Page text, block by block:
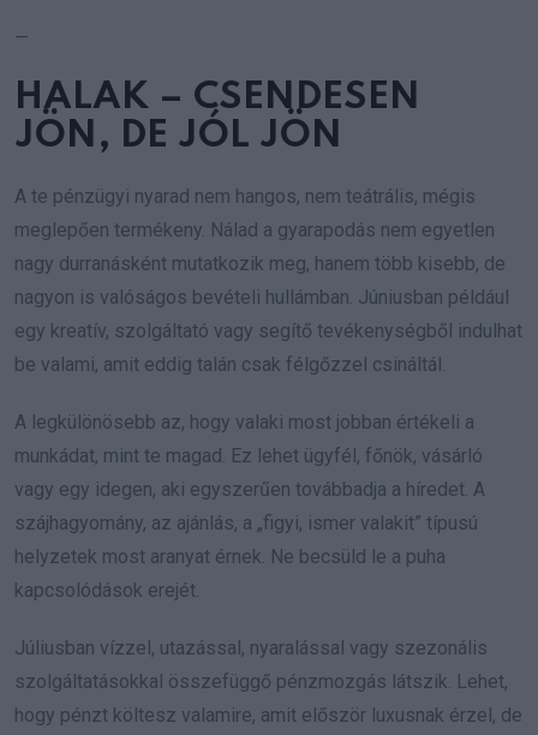
—
HALAK – CSENDESEN
JÖN, DE JÓL JÖN
A te pénzügyi nyarad nem hangos, nem teátrális, mégis
meglepően termékeny. Nálad a gyarapodás nem egyetlen
nagy durranásként mutatkozik meg, hanem több kisebb, de
nagyon is valóságos bevételi hullámban. Júniusban például
egy kreatív, szolgáltató vagy segítő tevékenységből indulhat
be valami, amit eddig talán csak félgőzzel csináltál.
A legkülönösebb az, hogy valaki most jobban értékeli a
munkádat, mint te magad. Ez lehet ügyfél, főnök, vásárló
vagy egy idegen, aki egyszerűen továbbadja a híredet. A
szájhagyomány, az ajánlás, a „figyi, ismer valakit” típusú
helyzetek most aranyat érnek. Ne becsüld le a puha
kapcsolódások erejét.
Júliusban vízzel, utazással, nyaralással vagy szezonális
szolgáltatásokkal összefüggő pénzmozgás látszik. Lehet,
hogy pénzt költesz valamire, amit először luxusnak érzel, de